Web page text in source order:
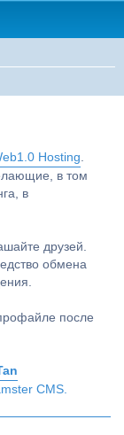
Hosting.
в том
в
друзей.
обмена
после
CMS.